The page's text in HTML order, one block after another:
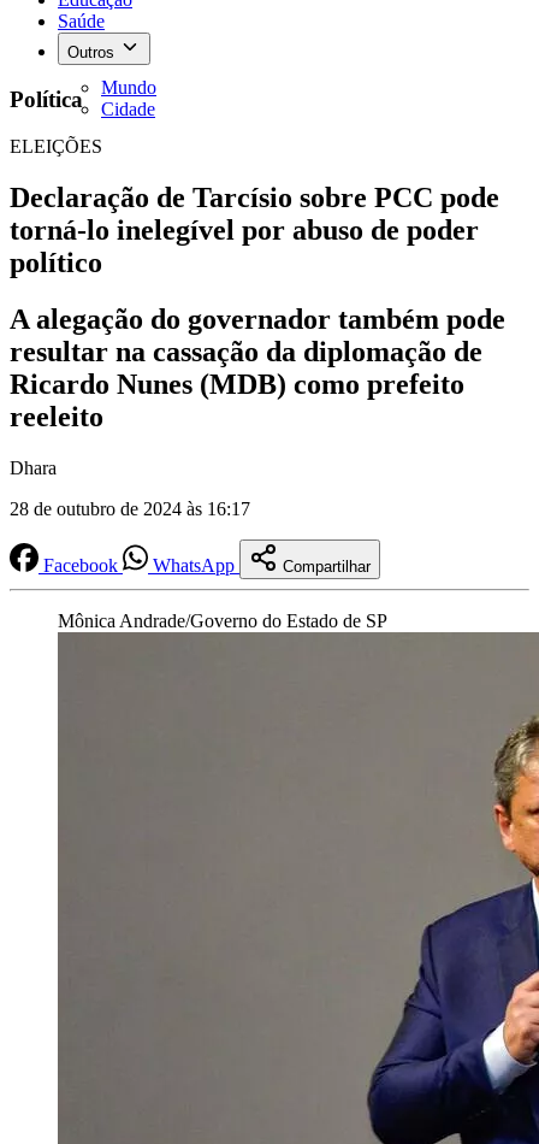
Saúde
Outros
Mundo
Cidade
Política
ELEIÇÕES
Declaração de Tarcísio sobre PCC pode
torná-lo inelegível por abuso de poder
político
A alegação do governador também pode
resultar na cassação da diplomação de
Ricardo Nunes (MDB) como prefeito
reeleito
Dhara
28 de outubro de 2024 às 16:17
Facebook WhatsApp Compartilhar
Mônica Andrade/Governo do Estado de SP